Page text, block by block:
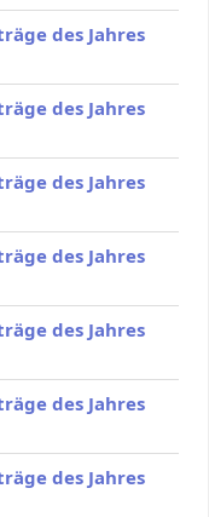
des Jahres
des Jahres
des Jahres
des Jahres
des Jahres
des Jahres
des Jahres